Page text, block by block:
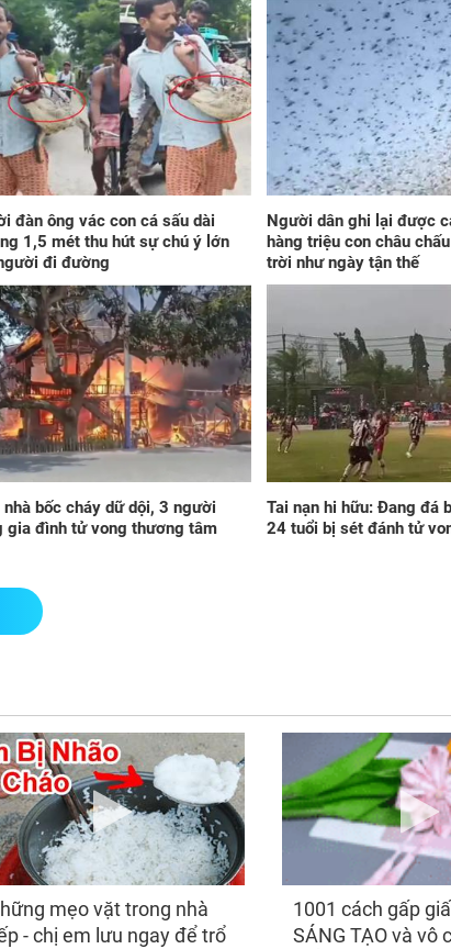
Sau ngày mai, thứ
Bảy 8/8/2026, Thần
Tài nhắm trúng, 3 con
giáp 'tiền vào cửa
trước, vàng vào cửa
sau', một bước nắm
trong tay cơ hội đổi
đời
Tiết lộ sốc
chồng khiến
biết có nên
cuộc hôn
nữa hay
Đúng 6h sáng ngày
mai, thứ Bảy
8/8/2026, Thần Tài
chỉ đích danh 3 con
giáp 'rơi trúng hố
vàng', tiền bạc ùa về
gia trong phút chốc
Đúng ngày
Bảy 8/8/
giáp đổi đời
như trở bàn
tài ùa tới,
lộc cũng
theo tới già
Phát sinh việc bất
ngờ trước ngày ly hôn
khiến tôi hoảng loạn
và sau đó tỉnh ngộ
Kể từ ngày
Bảy 8/8/
Tài 'điểm
3 con giáp
hơn sông,
sáng như
chính thức
đàn ông vác con cá sấu dài
1,5 mét thu hút sự chú ý lớn
đi đường
Người dân ghi lại được
hàng triệu con châu
trời như ngày tận thế
nhà bốc cháy dữ dội, 3 người
gia đình tử vong thương tâm
Tai nạn hi hữu: Đang đá
24 tuổi bị sét đánh tử
mẹo vặt trong nhà
- chị em lưu ngay để trổ
1001 cách gấp
SÁNG TẠO và vô